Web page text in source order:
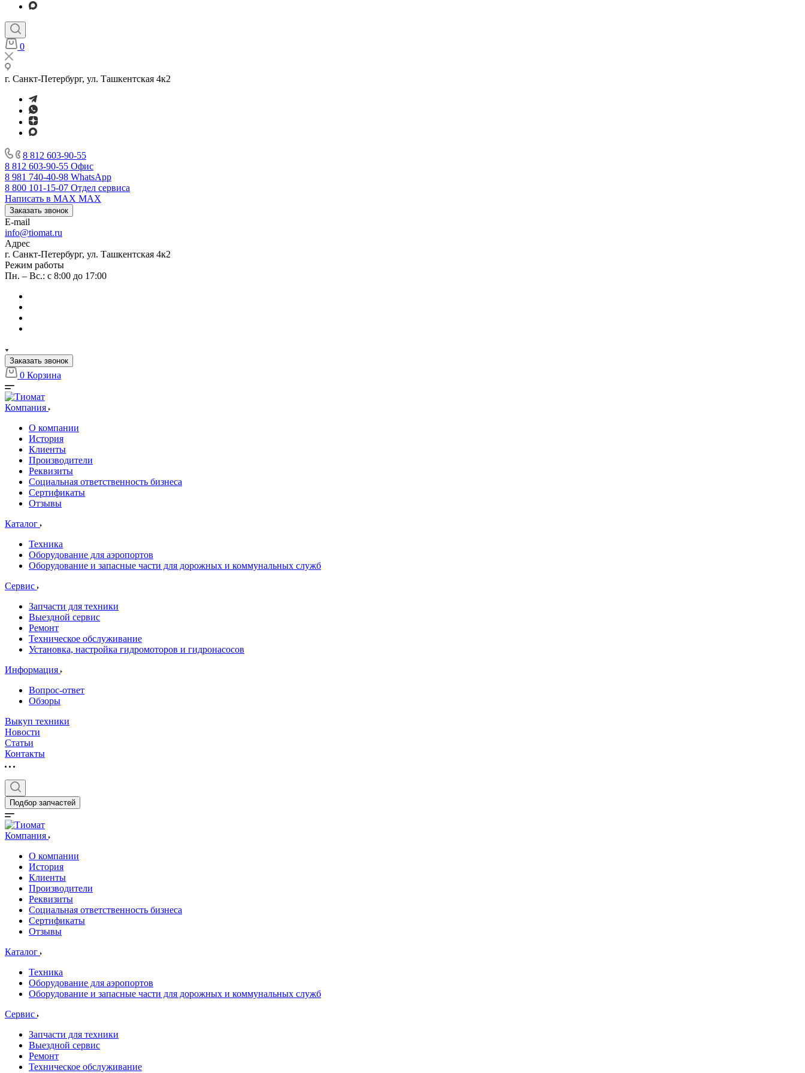
0
г. Санкт-Петербург, ул. Ташкентская 4к2
8 812 603-90-55
8 812 603-90-55 Офис
8 981 740-40-98 WhatsApp
8 800 101-15-07 Отдел сервиса
Написать в MAX MAX
Заказать звонок
E-mail
info@tiomat.ru
Адрес
г. Санкт-Петербург, ул. Ташкентская 4к2
Режим работы
Пн. – Вс.: с 8:00 до 17:00
Заказать звонок
0 Корзина
Компания
О компании
История
Клиенты
Производители
Реквизиты
Социальная ответственность бизнеса
Сертификаты
Отзывы
Каталог
Техника
Оборудование для аэропортов
Оборудование и запасные части для дорожных и коммунальных служб
Сервис
Запчасти для техники
Выездной сервис
Ремонт
Техническое обслуживание
Установка, настройка гидромоторов и гидронасосов
Информация
Вопрос-ответ
Обзоры
Выкуп техники
Новости
Статьи
Контакты
Подбор запчастей
Компания
О компании
История
Клиенты
Производители
Реквизиты
Социальная ответственность бизнеса
Сертификаты
Отзывы
Каталог
Техника
Оборудование для аэропортов
Оборудование и запасные части для дорожных и коммунальных служб
Сервис
Запчасти для техники
Выездной сервис
Ремонт
Техническое обслуживание